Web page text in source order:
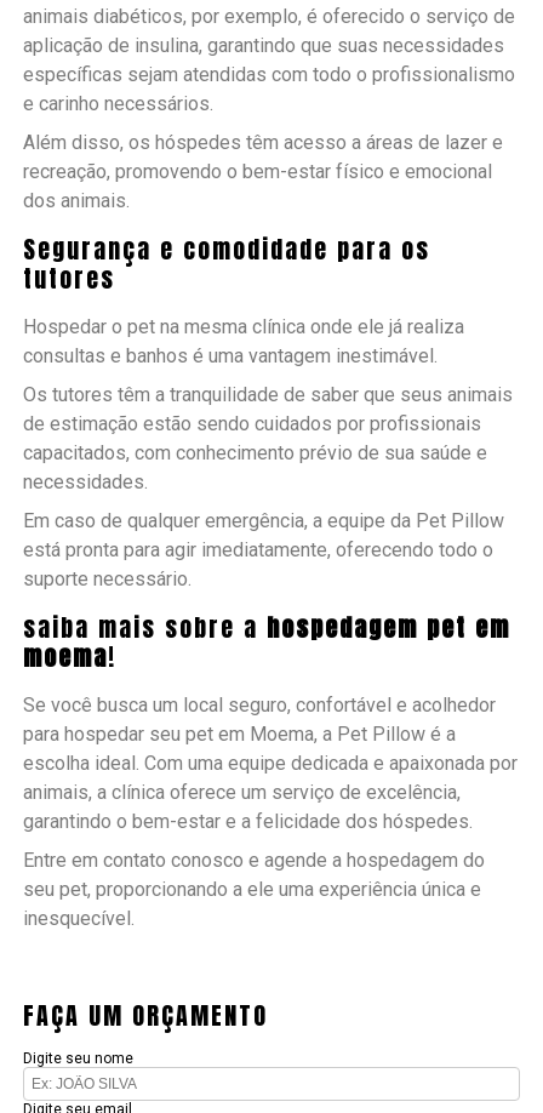
animais diabéticos, por exemplo, é oferecido o serviço de
aplicação de insulina, garantindo que suas necessidades
específicas sejam atendidas com todo o profissionalismo
e carinho necessários.
Além disso, os hóspedes têm acesso a áreas de lazer e
recreação, promovendo o bem-estar físico e emocional
dos animais.
Segurança e comodidade para os
tutores
Hospedar o pet na mesma clínica onde ele já realiza
consultas e banhos é uma vantagem inestimável.
Os tutores têm a tranquilidade de saber que seus animais
de estimação estão sendo cuidados por profissionais
capacitados, com conhecimento prévio de sua saúde e
necessidades.
Em caso de qualquer emergência, a equipe da Pet Pillow
está pronta para agir imediatamente, oferecendo todo o
suporte necessário.
saiba mais sobre a hospedagem pet em
moema!
Se você busca um local seguro, confortável e acolhedor
para hospedar seu pet em Moema, a Pet Pillow é a
escolha ideal. Com uma equipe dedicada e apaixonada por
animais, a clínica oferece um serviço de excelência,
garantindo o bem-estar e a felicidade dos hóspedes.
Entre em contato conosco e agende a hospedagem do
seu pet, proporcionando a ele uma experiência única e
inesquecível.
FAÇA UM ORÇAMENTO
Digite seu nome
Digite seu email